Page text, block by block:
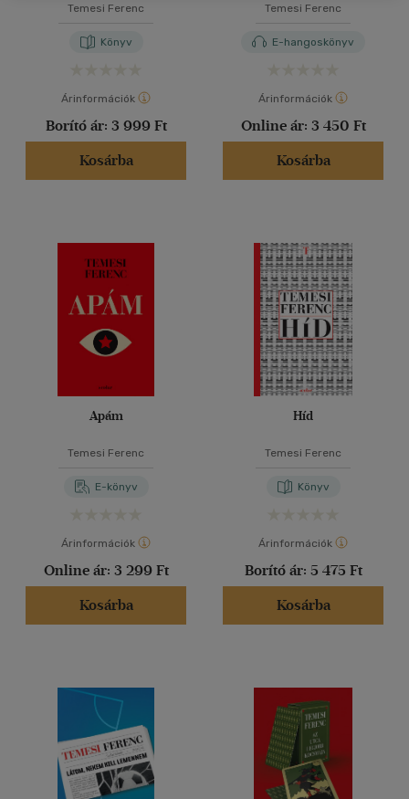
Temesi Ferenc
Könyv
Árinformációk
Borító ár: 3 999 Ft
Kosárba
Temesi Ferenc
E-hangoskönyv
Árinformációk
Online ár: 3 450 Ft
Kosárba
Apám
Temesi Ferenc
E-könyv
Árinformációk
Online ár: 3 299 Ft
Kosárba
Híd
Temesi Ferenc
Könyv
Árinformációk
Borító ár: 5 475 Ft
Kosárba